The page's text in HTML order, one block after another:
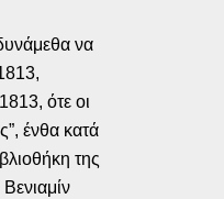
να
ότε οι
ένθα κατά
της